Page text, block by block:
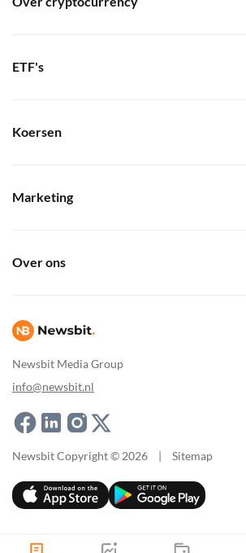
Newsbit Media Group
info@newsbit.nl
ETF's
Koersen
Marketing
Over ons
Newsbit Copyright © 2026 | Sitemap